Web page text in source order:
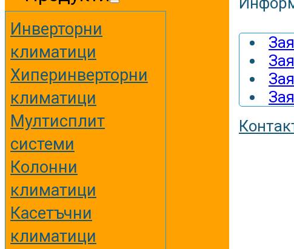
Инверторни
климатици
Хиперинверторни
климатици
Мултисплит
системи
Колонни
климатици
Касетъчни
климатици